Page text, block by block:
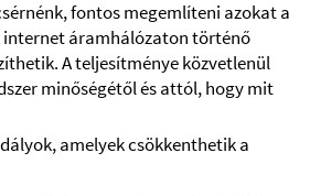
fontos megemlíteni azokat a
internet áramhálózaton történő
A teljesítménye közvetlenül
minőségétől és attól, hogy mit
amelyek csökkenthetik a